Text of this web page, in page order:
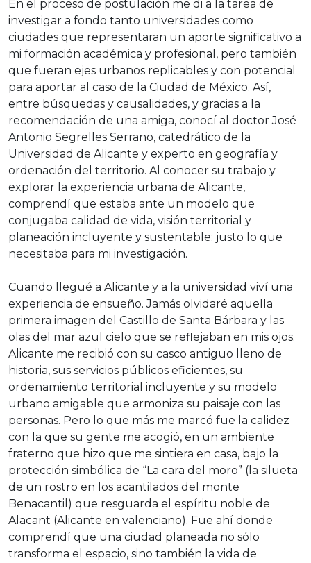
En el proceso de postulación me di a la tarea de
investigar a fondo tanto universidades como
ciudades que representaran un aporte significativo a
mi formación académica y profesional, pero también
que fueran ejes urbanos replicables y con potencial
para aportar al caso de la Ciudad de México. Así,
entre búsquedas y causalidades, y gracias a la
recomendación de una amiga, conocí al doctor José
Antonio Segrelles Serrano, catedrático de la
Universidad de Alicante y experto en geografía y
ordenación del territorio. Al conocer su trabajo y
explorar la experiencia urbana de Alicante,
comprendí que estaba ante un modelo que
conjugaba calidad de vida, visión territorial y
planeación incluyente y sustentable: justo lo que
necesitaba para mi investigación.
Cuando llegué a Alicante y a la universidad viví una
experiencia de ensueño. Jamás olvidaré aquella
primera imagen del Castillo de Santa Bárbara y las
olas del mar azul cielo que se reflejaban en mis ojos.
Alicante me recibió con su casco antiguo lleno de
historia, sus servicios públicos eficientes, su
ordenamiento territorial incluyente y su modelo
urbano amigable que armoniza su paisaje con las
personas. Pero lo que más me marcó fue la calidez
con la que su gente me acogió, en un ambiente
fraterno que hizo que me sintiera en casa, bajo la
protección simbólica de “La cara del moro” (la silueta
de un rostro en los acantilados del monte
Benacantil) que resguarda el espíritu noble de
Alacant (Alicante en valenciano). Fue ahí donde
comprendí que una ciudad planeada no sólo
transforma el espacio, sino también la vida de